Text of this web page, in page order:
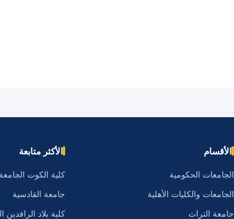
الأقسام
الجامعات الحكومية
الجامعات والكليات الأهلية
جامعة التراث
الأكثر متابعة
كلية الكوت الجامعة
جامعة القادسية
كلية بلاد الرافدين